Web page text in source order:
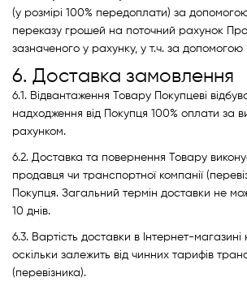
(у розмірі 100% передоплати) за
переказу грошей на поточний рахунок
зазначеного у рахунку, у т.ч. за допомогою
6. Доставка замовлення
6.1. Відвантаження Товару Покупцеві
надходження від Покупця 100% оплати за
рахунком.
6.2. Доставка та повернення Товару
продавця чи транспортної компанії
Покупця. Загальний термін доставки не
10 днів.
6.3. Вартість доставки в Інтернет-магазині
оскільки залежить від чинних тарифів
(перевізника).